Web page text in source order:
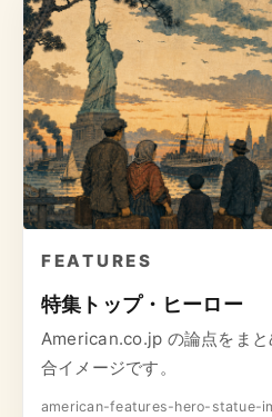
FEATURES
特集トップ・ヒーロー
American.co.jp の論点をまと
合イメージです。
american-features-hero-statue-